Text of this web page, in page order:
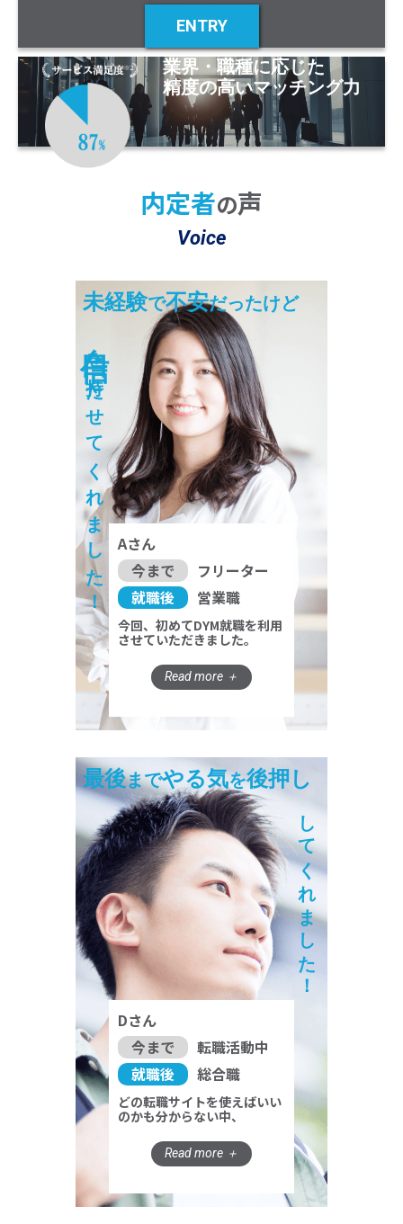
ENTRY
業界・職種に応じた
精度の高いマッチング力
内定者の声
Voice
未経験で不安だったけど
を持たせてくれました！
Aさん
今まで
フリーター
就職後
営業職
今回、初めてDYM就職を利用
させていただきました。
最後までやる気を後押し
してくれました！
Dさん
今まで
転職活動中
就職後
総合職
どの転職サイトを使えばいい
のかも分からない中、